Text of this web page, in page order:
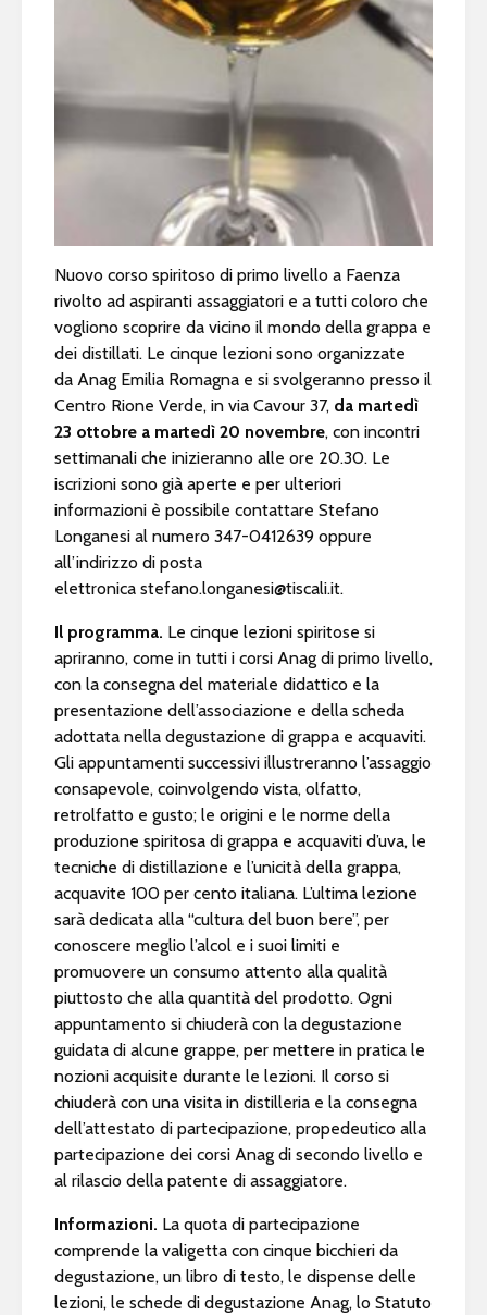
Nuovo corso spiritoso di primo livello a Faenza
rivolto ad aspiranti assaggiatori e a tutti coloro che
vogliono scoprire da vicino il mondo della grappa e
dei distillati. Le cinque lezioni sono organizzate
da Anag Emilia Romagna e si svolgeranno presso il
Centro Rione Verde, in via Cavour 37, da martedì
23 ottobre a martedì 20 novembre, con incontri
settimanali che inizieranno alle ore 20.30. Le
iscrizioni sono già aperte e per ulteriori
informazioni è possibile contattare Stefano
Longanesi al numero 347-0412639 oppure
all’indirizzo di posta
elettronica stefano.longanesi@tiscali.it.
Il programma. Le cinque lezioni spiritose si
apriranno, come in tutti i corsi Anag di primo livello,
con la consegna del materiale didattico e la
presentazione dell’associazione e della scheda
adottata nella degustazione di grappa e acquaviti.
Gli appuntamenti successivi illustreranno l’assaggio
consapevole, coinvolgendo vista, olfatto,
retrolfatto e gusto; le origini e le norme della
produzione spiritosa di grappa e acquaviti d’uva, le
tecniche di distillazione e l’unicità della grappa,
acquavite 100 per cento italiana. L’ultima lezione
sarà dedicata alla “cultura del buon bere”, per
conoscere meglio l’alcol e i suoi limiti e
promuovere un consumo attento alla qualità
piuttosto che alla quantità del prodotto. Ogni
appuntamento si chiuderà con la degustazione
guidata di alcune grappe, per mettere in pratica le
nozioni acquisite durante le lezioni. Il corso si
chiuderà con una visita in distilleria e la consegna
dell’attestato di partecipazione, propedeutico alla
partecipazione dei corsi Anag di secondo livello e
al rilascio della patente di assaggiatore.
Informazioni. La quota di partecipazione
comprende la valigetta con cinque bicchieri da
degustazione, un libro di testo, le dispense delle
lezioni, le schede di degustazione Anag, lo Statuto